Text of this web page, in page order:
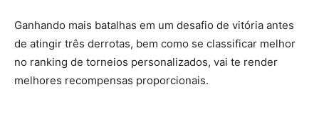
Ganhando mais batalhas em um desafio de vitória antes
de atingir três derrotas, bem como se classificar melhor
no ranking de torneios personalizados, vai te render
melhores recompensas proporcionais.